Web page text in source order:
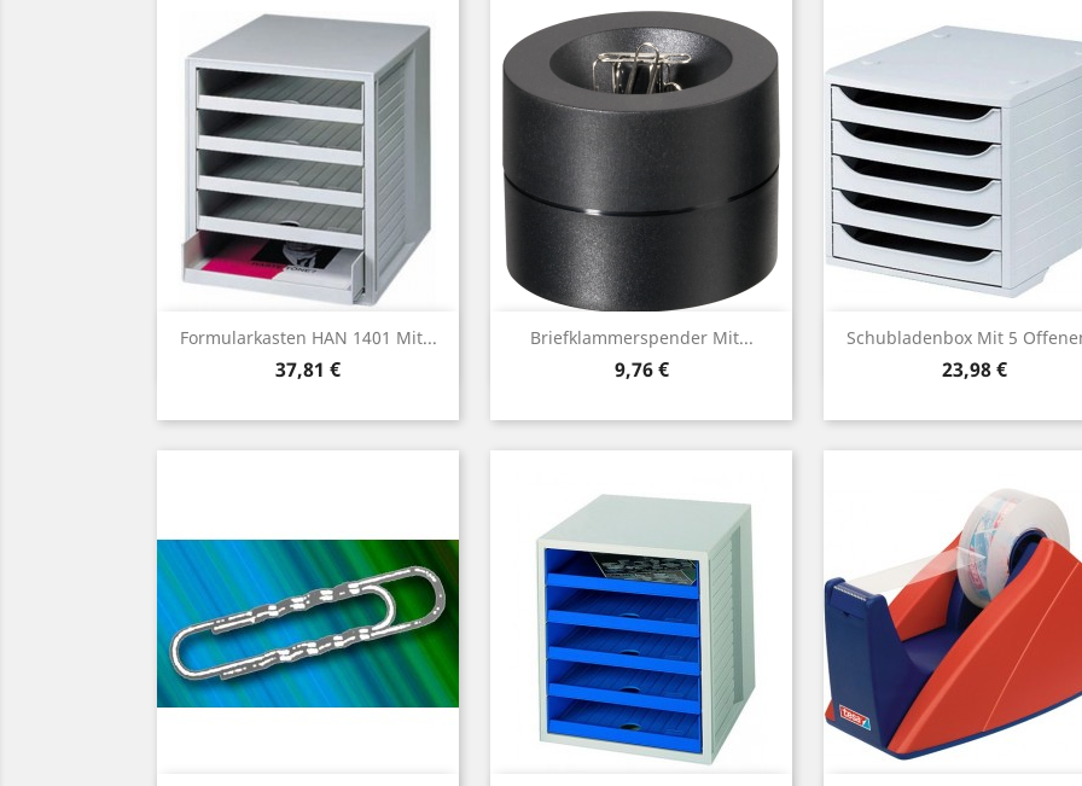
Formularkasten HAN 1401 Mit...
Preis
37,81 €
Vorschau Briefklammerspender Mit...
Preis
9,76 €
Vorschau Schubladenbox Mit 5
Preis
23,98 €
Vorschau